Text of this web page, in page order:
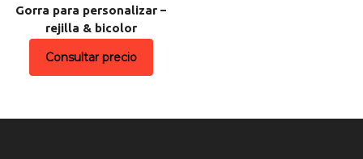
Gorra para personalizar –
rejilla & bicolor
Consultar precio